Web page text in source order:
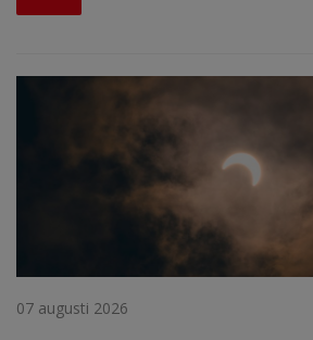
07 augusti 2026